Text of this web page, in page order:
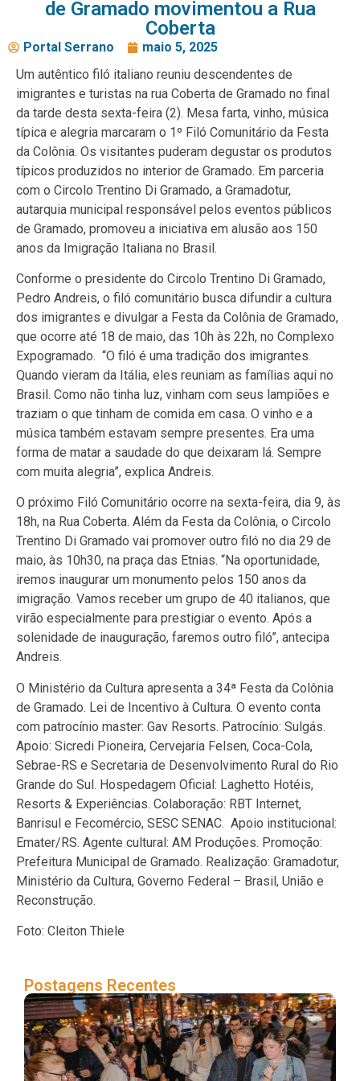
de Gramado movimentou a Rua
Coberta
Portal Serrano
maio 5, 2025
Um autêntico filó italiano reuniu descendentes de
imigrantes e turistas na rua Coberta de Gramado no final
da tarde desta sexta-feira (2). Mesa farta, vinho, música
típica e alegria marcaram o 1º Filó Comunitário da Festa
da Colônia. Os visitantes puderam degustar os produtos
típicos produzidos no interior de Gramado. Em parceria
com o Circolo Trentino Di Gramado, a Gramadotur,
autarquia municipal responsável pelos eventos públicos
de Gramado, promoveu a iniciativa em alusão aos 150
anos da Imigração Italiana no Brasil.
Conforme o presidente do Circolo Trentino Di Gramado,
Pedro Andreis, o filó comunitário busca difundir a cultura
dos imigrantes e divulgar a Festa da Colônia de Gramado,
que ocorre até 18 de maio, das 10h às 22h, no Complexo
Expogramado. “O filó é uma tradição dos imigrantes.
Quando vieram da Itália, eles reuniam as famílias aqui no
Brasil. Como não tinha luz, vinham com seus lampiões e
traziam o que tinham de comida em casa. O vinho e a
música também estavam sempre presentes. Era uma
forma de matar a saudade do que deixaram lá. Sempre
com muita alegria”, explica Andreis.
O próximo Filó Comunitário ocorre na sexta-feira, dia 9, às
18h, na Rua Coberta. Além da Festa da Colônia, o Circolo
Trentino Di Gramado vai promover outro filó no dia 29 de
maio, às 10h30, na praça das Etnias. “Na oportunidade,
iremos inaugurar um monumento pelos 150 anos da
imigração. Vamos receber um grupo de 40 italianos, que
virão especialmente para prestigiar o evento. Após a
solenidade de inauguração, faremos outro filó”, antecipa
Andreis.
O Ministério da Cultura apresenta a 34ª Festa da Colônia
de Gramado. Lei de Incentivo à Cultura. O evento conta
com patrocínio master: Gav Resorts. Patrocínio: Sulgás.
Apoio: Sicredi Pioneira, Cervejaria Felsen, Coca-Cola,
Sebrae-RS e Secretaria de Desenvolvimento Rural do Rio
Grande do Sul. Hospedagem Oficial: Laghetto Hotéis,
Resorts & Experiências. Colaboração: RBT Internet,
Banrisul e Fecomércio, SESC SENAC. Apoio institucional:
Emater/RS. Agente cultural: AM Produções. Promoção:
Prefeitura Municipal de Gramado. Realização: Gramadotur,
Ministério da Cultura, Governo Federal – Brasil, União e
Reconstrução.
Foto: Cleiton Thiele
Postagens Recentes